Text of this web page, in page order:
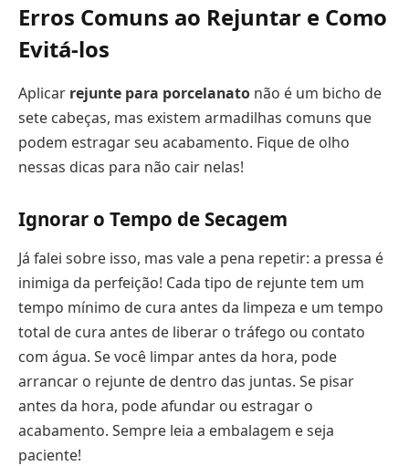
Erros Comuns ao Rejuntar e Como
Evitá-los
Aplicar rejunte para porcelanato não é um bicho de
sete cabeças, mas existem armadilhas comuns que
podem estragar seu acabamento. Fique de olho
nessas dicas para não cair nelas!
Ignorar o Tempo de Secagem
Já falei sobre isso, mas vale a pena repetir: a pressa é
inimiga da perfeição! Cada tipo de rejunte tem um
tempo mínimo de cura antes da limpeza e um tempo
total de cura antes de liberar o tráfego ou contato
com água. Se você limpar antes da hora, pode
arrancar o rejunte de dentro das juntas. Se pisar
antes da hora, pode afundar ou estragar o
acabamento. Sempre leia a embalagem e seja
paciente!